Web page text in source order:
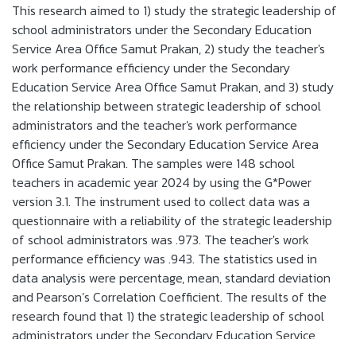
This research aimed to 1) study the strategic leadership of
school administrators under the Secondary Education
Service Area Office Samut Prakan, 2) study the teacher's
work performance efficiency under the Secondary
Education Service Area Office Samut Prakan, and 3) study
the relationship between strategic leadership of school
administrators and the teacher's work performance
efficiency under the Secondary Education Service Area
Office Samut Prakan. The samples were 148 school
teachers in academic year 2024 by using the G*Power
version 3.1. The instrument used to collect data was a
questionnaire with a reliability of the strategic leadership
of school administrators was .973. The teacher's work
performance efficiency was .943. The statistics used in
data analysis were percentage, mean, standard deviation
and Pearson’s Correlation Coefficient. The results of the
research found that 1) the strategic leadership of school
administrators under the Secondary Education Service